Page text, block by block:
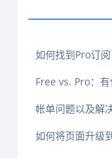
如何找到Pro订阅
Free vs. Pro：有
帐单问题以及解
如何将页面升级